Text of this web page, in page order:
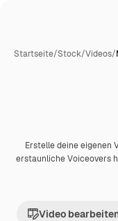
Startseite/Stock/Videos/
Erstelle deine eigenen
erstaunliche Voiceovers
Video